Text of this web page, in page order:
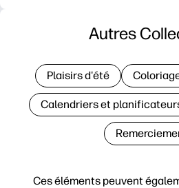
Ces éléments peuvent
Autres
Plaisirs d'été
Calendriers et